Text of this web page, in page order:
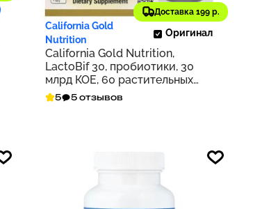
Доставка 199 р.
2 750 ₽ 275
California Gold
Nutrition
Оригинал
California Gold Nutrition,
LactoBif 30, пробиотики, 30
млрд КОЕ, 60 растительных
капсул
5 5 отзывов